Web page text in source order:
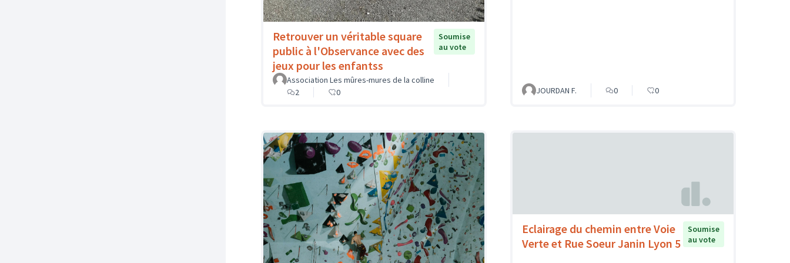
Retrouver un véritable square
public à l'Observance avec des
jeux pour les enfantss
Soumise
au vote
Association Les mûres-mures de la colline
2
0 JOURDAN F. 0 0
Eclairage du chemin entre Voie
Verte et Rue Soeur Janin Lyon 5
Soumise
au vote